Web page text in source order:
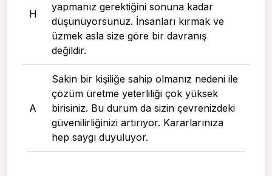
H
yapmanız gerektiğini sonuna kadar
düşünüyorsunuz. İnsanları kırmak ve
üzmek asla size göre bir davranış
değildir.
A
Sakin bir kişiliğe sahip olmanız nedeni ile
çözüm üretme yeterliliği çok yüksek
birisiniz. Bu durum da sizin çevrenizdeki
güvenilirliğinizi artırıyor. Kararlarınıza
hep saygı duyuluyor.